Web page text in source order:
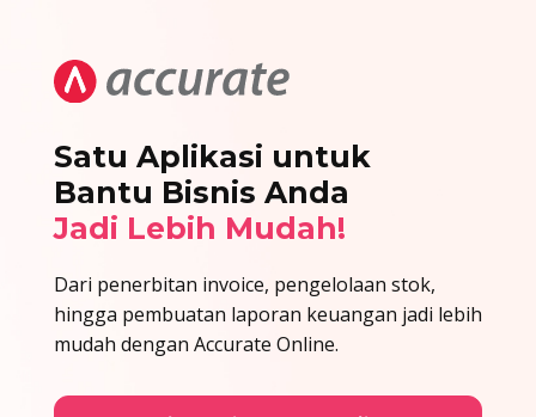
Satu Aplikasi untuk
Bantu Bisnis Anda
Jadi Lebih Mudah!
Dari penerbitan invoice, pengelolaan stok,
hingga pembuatan laporan keuangan jadi lebih
mudah dengan Accurate Online.